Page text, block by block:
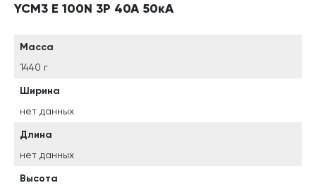
YCM3 E 100N 3P 40A 50кА
Масса
1440 г
Ширина
нет данных
Длина
нет данных
Высота